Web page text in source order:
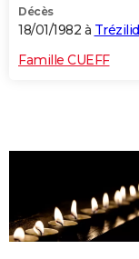
Décès
18/01/1982 à
Famille CUEFF